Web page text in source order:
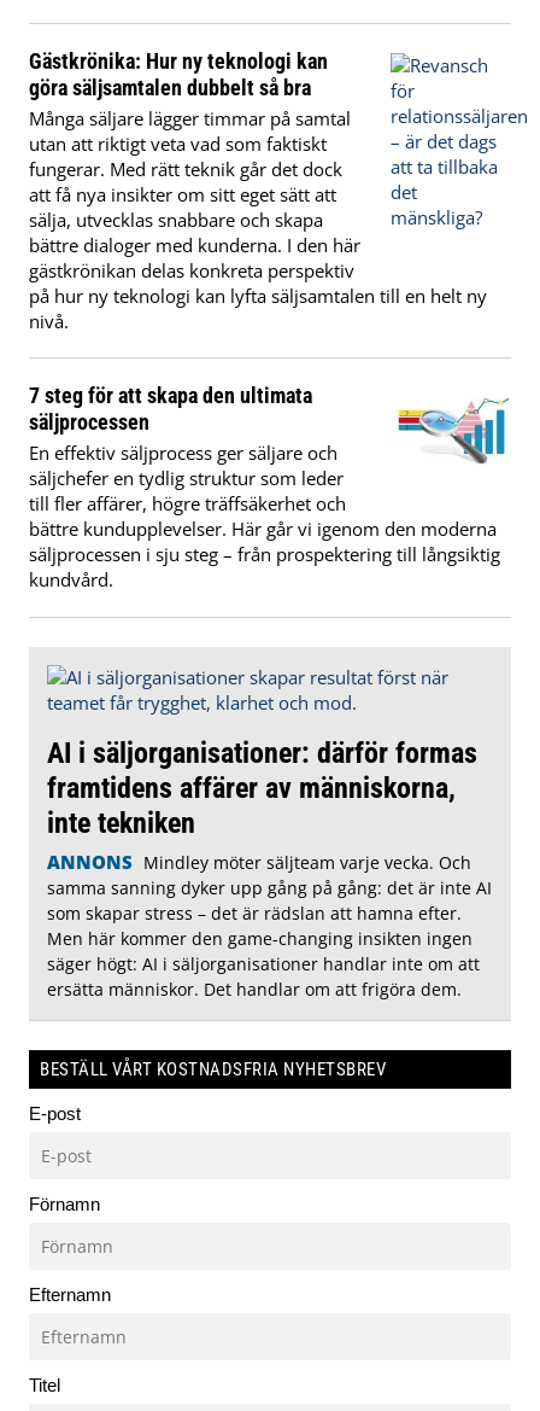
Gästkrönika: Hur ny teknologi kan
göra säljsamtalen dubbelt så bra
Många säljare lägger timmar på samtal
utan att riktigt veta vad som faktiskt
fungerar. Med rätt teknik går det dock
att få nya insikter om sitt eget sätt att
sälja, utvecklas snabbare och skapa
bättre dialoger med kunderna. I den här
gästkrönikan delas konkreta perspektiv
på hur ny teknologi kan lyfta säljsamtalen till en helt ny
nivå.
7 steg för att skapa den ultimata
säljprocessen
En effektiv säljprocess ger säljare och
säljchefer en tydlig struktur som leder
till fler affärer, högre träffsäkerhet och
bättre kundupplevelser. Här går vi igenom den moderna
säljprocessen i sju steg – från prospektering till långsiktig
kundvård.
AI i säljorganisationer: därför formas
framtidens affärer av människorna,
inte tekniken
ANNONS Mindley möter säljteam varje vecka. Och
samma sanning dyker upp gång på gång: det är inte AI
som skapar stress – det är rädslan att hamna efter.
Men här kommer den game-changing insikten ingen
säger högt: AI i säljorganisationer handlar inte om att
ersätta människor. Det handlar om att frigöra dem.
BESTÄLL VÅRT KOSTNADSFRIA NYHETSBREV
E-post
Förnamn
Efternamn
Titel